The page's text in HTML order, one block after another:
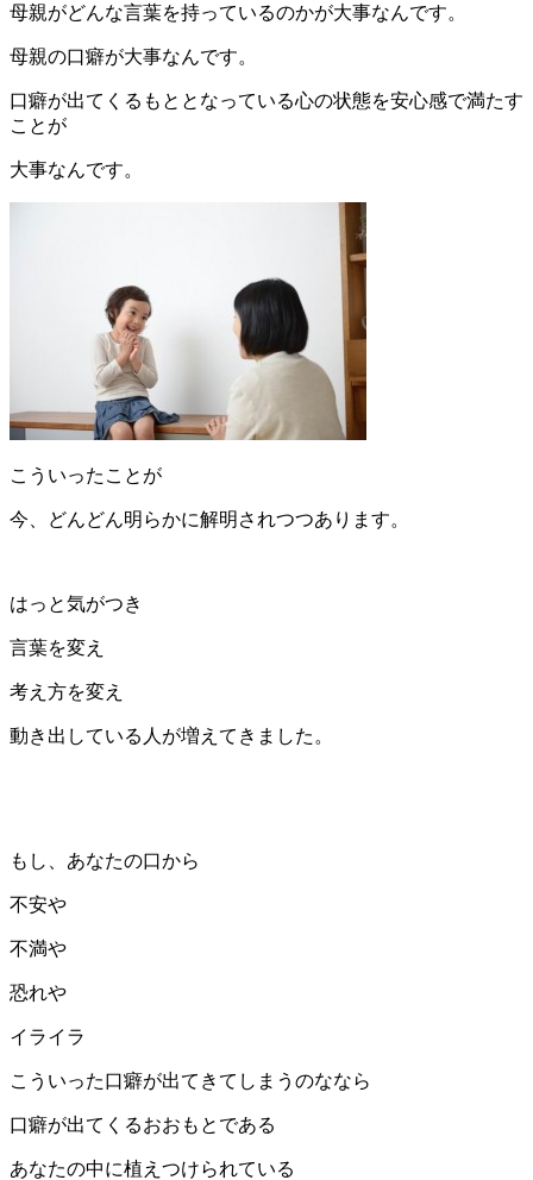
母親がどんな言葉を持っているのかが大事なんです。
母親の口癖が大事なんです。
口癖が出てくるもととなっている心の状態を安心感で満たす
ことが
大事なんです。
こういったことが
今、どんどん明らかに解明されつつあります。
はっと気がつき
言葉を変え
考え方を変え
動き出している人が増えてきました。
もし、あなたの口から
不安や
不満や
恐れや
イライラ
こういった口癖が出てきてしまうのななら
口癖が出てくるおおもとである
あなたの中に植えつけられている